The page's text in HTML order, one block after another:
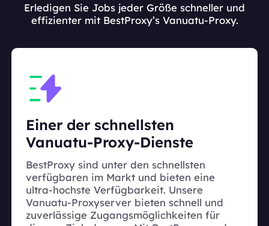
Erledigen Sie Jobs jeder Größe schneller und
effizienter mit BestProxy’s Vanuatu-Proxy.
Einer der schnellsten
Vanuatu-Proxy-Dienste
BestProxy sind unter den schnellsten
verfügbaren im Markt und bieten eine
ultra-hochste Verfügbarkeit. Unsere
Vanuatu-Proxyserver bieten schnell und
zuverlässige Zugangsmöglichkeiten für